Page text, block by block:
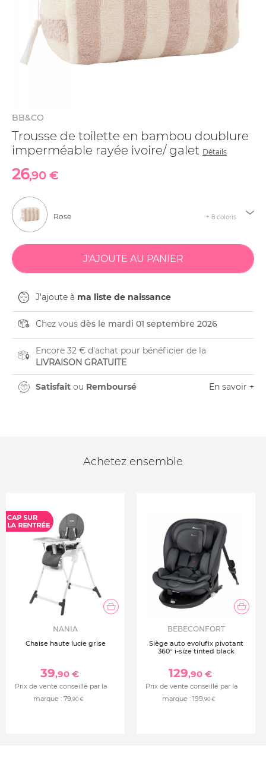
BB&CO
Trousse de toilette en bambou doublure
imperméable rayée ivoire/ galet Détails
26,90 €
Rose + 8 coloris
J'ajoute à ma liste de naissance
Chez vous dès le mardi 01 septembre 2026
Encore 32 € d'achat pour bénéficier de la
LIVRAISON GRATUITE
Satisfait ou Remboursé En savoir +
Achetez ensemble
NANIA
Chaise haute lucie grise
39,90 €
Prix de vente conseillé par la
marque : 79,90 €
BEBECONFORT
Siège auto evolufix pivotant
360° i-size tinted black
129,90 €
Prix de vente conseillé par la
marque : 199,90 €